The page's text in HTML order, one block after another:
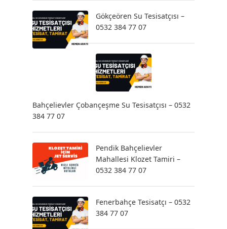
Gökçeören Su Tesisatçısı –
0532 384 77 07
Bahçelievler Çobançeşme Su Tesisatçısı – 0532
384 77 07
Pendik Bahçelievler
Mahallesi Klozet Tamiri –
0532 384 77 07
Fenerbahçe Tesisatçı – 0532
384 77 07